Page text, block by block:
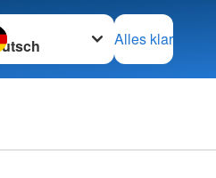
wechseln zu
Alles klar